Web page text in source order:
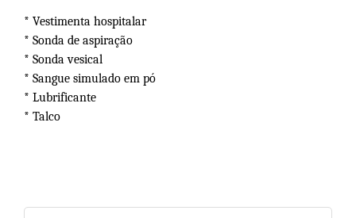
* Vestimenta hospitalar
* Sonda de aspiração
* Sonda vesical
* Sangue simulado em pó
* Lubrificante
* Talco